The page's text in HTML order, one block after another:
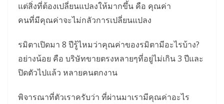
แต่สิ่งที่ต้องเปลี่ยนแปลงให้มากขึ้น คือ คุณค่า
คนที่มีคุณค่าจะไม่กลัวการเปลี่ยนแปลง
รมิตาเปิดมา 8 ปีรู้ไหมว่าคุณค่าของรมิตามีอะไรบ้าง?
อย่างน้อย คือ บริษัทขายตรงหลายๆที่อยู่ไม่เกิน 3 ปีและ
ปิดตัวไปแล้ว หลายคนตกงาน
พิจารณาที่ตัวเราครับว่า ที่ผ่านมาเรามีคุณค่าอะไร